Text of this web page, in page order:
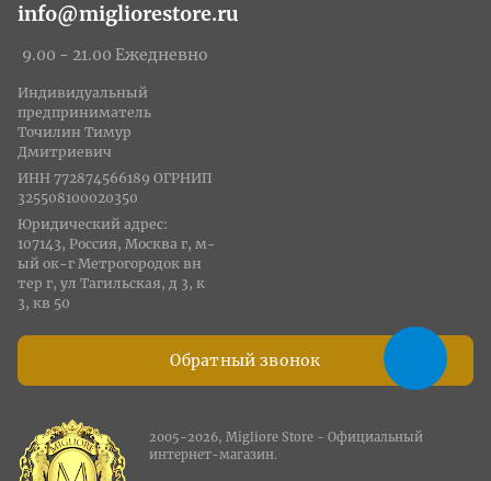
info@migliorestore.ru
9.00 - 21.00 Ежедневно
Обратный звонок
Индивидуальный
предприниматель
Точилин Тимур
Дмитриевич
ИНН 772874566189 ОГРНИП
325508100020350
Юридический адрес:
107143, Россия, Москва г, м-
ый ок-г Метрогородок вн
тер г, ул Тагильская, д 3, к
3, кв 50
2005-2026, Migliore Store - Официальный
интернет-магазин.